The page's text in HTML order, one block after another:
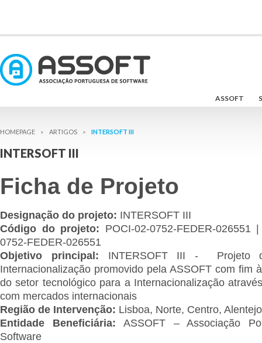
ASSOFT
> > INTERSOFT III
INTERSOFT III
Ficha de Projeto
Designação do projeto: INTERSOFT III
Código do projeto: POCI-02-0752-FEDER-026551
0752-FEDER-026551
Objetivo principal: INTERSOFT III - Projeto
Internacionalização promovido pela ASSOFT com fim
do setor tecnológico para a Internacionalização
com mercados internacionais
Região de Intervenção: Lisboa, Norte, Centro, Alentejo
Entidade Beneficiária: ASSOFT – Associação
Software